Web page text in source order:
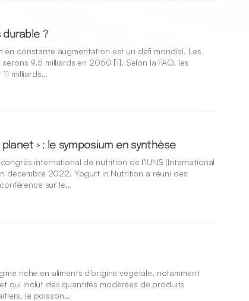
durable ?
constante augmentation est un défi mondial. Les
9,5 milliards en 2050 [1]. Selon la FAO, les
milliards…
» : le symposium en synthèse
international de nutrition de l’IUNS (International
décembre 2022, Yogurt in Nutrition a réuni des
sur le…
riche en aliments d’origine végétale, notamment
qui inclut des quantités modérées de produits
le poisson…